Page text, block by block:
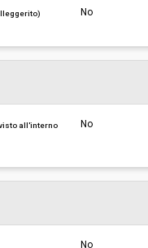
No
all'interno
No
No